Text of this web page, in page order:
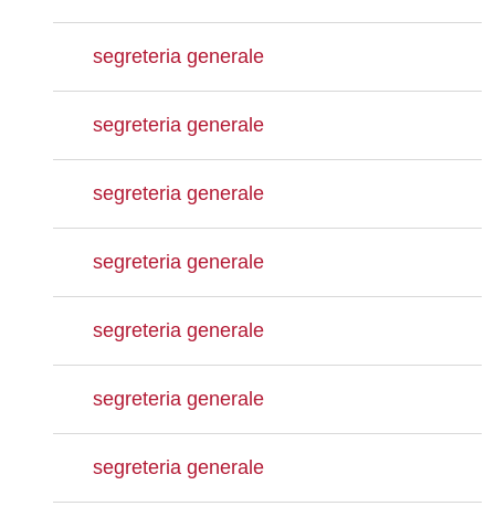
segreteria generale
segreteria generale
segreteria generale
segreteria generale
segreteria generale
segreteria generale
segreteria generale